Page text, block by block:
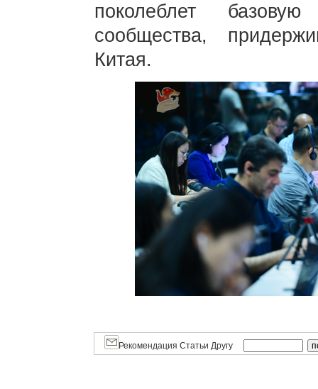
поколеблет базовую
сообщества,
Китая.
Рекомендация Статьи Другу